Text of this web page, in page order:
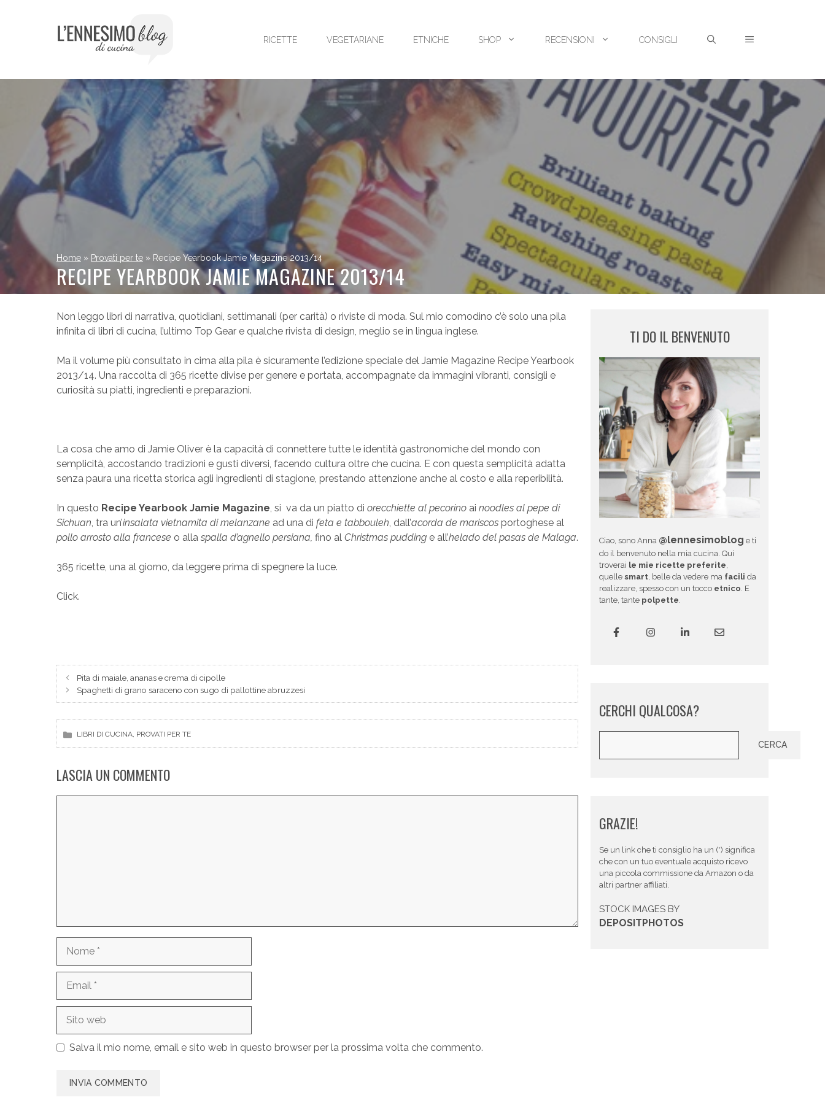
RICETTE VEGETARIANE ETNICHE SHOP RECENSIONI CONSIGLI
Home » Provati per te » Recipe Yearbook Jamie Magazine 2013/14
RECIPE YEARBOOK JAMIE MAGAZINE 2013/14
Non leggo libri di narrativa, quotidiani, settimanali (per carità) o riviste di moda. Sul mio comodino c’è solo una pila
infinita di libri di cucina, l’ultimo Top Gear e qualche rivista di design, meglio se in lingua inglese.
Ma il volume più consultato in cima alla pila è sicuramente l’edizione speciale del Jamie Magazine Recipe Yearbook
2013/14. Una raccolta di 365 ricette divise per genere e portata, accompagnate da immagini vibranti, consigli e
curiosità su piatti, ingredienti e preparazioni.
La cosa che amo di Jamie Oliver è la capacità di connettere tutte le identità gastronomiche del mondo con
semplicità, accostando tradizioni e gusti diversi, facendo cultura oltre che cucina. E con questa semplicità adatta
senza paura una ricetta storica agli ingredienti di stagione, prestando attenzione anche al costo e alla reperibilità.
In questo Recipe Yearbook Jamie Magazine, si va da un piatto di orecchiette al pecorino ai noodles al pepe di
Sichuan, tra un’insalata vietnamita di melanzane ad una di feta e tabbouleh, dall’acorda de mariscos portoghese al
pollo arrosto alla francese o alla spalla d’agnello persiana, fino al Christmas pudding e all’helado del pasas de Malaga.
365 ricette, una al giorno, da leggere prima di spegnere la luce.
Click.
Pita di maiale, ananas e crema di cipolle
Spaghetti di grano saraceno con sugo di pallottine abruzzesi
LIBRI DI CUCINA, PROVATI PER TE
LASCIA UN COMMENTO
web
Salva il mio nome, email e sito web in questo browser per la prossima volta che commento.
TI DO IL BENVENUTO
Ciao, sono Anna @lennesimoblog e ti
do il benvenuto nella mia cucina. Qui
troverai le mie ricette preferite,
quelle smart, belle da vedere ma facili da
realizzare, spesso con un tocco etnico. E
tante, tante polpette.
CERCHI QUALCOSA?
CERCA
GRAZIE!
Se un link che ti consiglio ha un (*) significa
che con un tuo eventuale acquisto ricevo
una piccola commissione da Amazon o da
altri partner affiliati.
STOCK IMAGES BY
DEPOSITPHOTOS